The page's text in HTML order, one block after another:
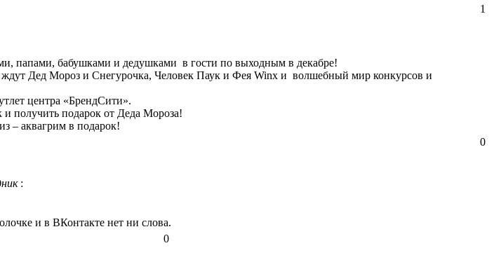
1
папами, бабушками и дедушками в гости по выходным в декабре!
ждут Дед Мороз и Снегурочка, Человек Паук и Фея Winx и волшебный мир конкурсов и
центра «БрендСити».
и получить подарок от Деда Мороза!
– аквагрим в подарок!
0
:
и в ВКонтакте нет ни слова.
0